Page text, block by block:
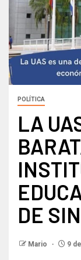
POLÍTICA
LA
DE
Mario 9